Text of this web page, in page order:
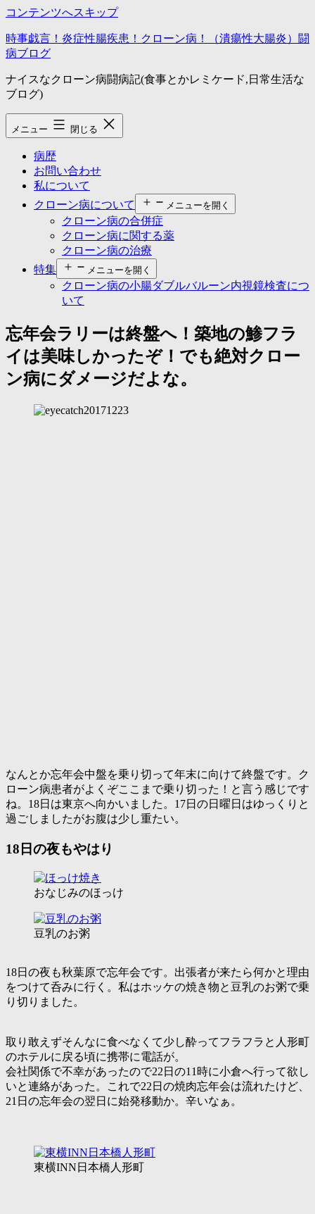
コンテンツへスキップ
時事戯言！炎症性腸疾患！クローン病！（潰瘍性大腸炎）闘
病ブログ
ナイスなクローン病闘病記(食事とかレミケード,日常生活な
ブログ)
メニュー 閉じる
病歴
お問い合わせ
私について
クローン病について
メニューを開く
クローン病の合併症
クローン病に関する薬
クローン病の治療
特集
メニューを開く
クローン病の小腸ダブルバルーン内視鏡検査につ
いて
忘年会ラリーは終盤へ！築地の鯵フラ
イは美味しかったぞ！でも絶対クロー
ン病にダメージだよな。
なんとか忘年会中盤を乗り切って年末に向けて終盤です。ク
ローン病患者がよくぞここまで乗り切った！と言う感じです
ね。18日は東京へ向かいました。17日の日曜日はゆっくりと
過ごしましたがお腹は少し重たい。
18日の夜もやはり
おなじみのほっけ
豆乳のお粥
18日の夜も秋葉原で忘年会です。出張者が来たら何かと理由
をつけて呑みに行く。私はホッケの焼き物と豆乳のお粥で乗
り切りました。
取り敢えずそんなに食べなくて少し酔ってフラフラと人形町
のホテルに戻る頃に携帯に電話が。
会社関係で不幸があったので22日の11時に小倉へ行って欲し
いと連絡があった。これで22日の焼肉忘年会は流れたけど、
21日の忘年会の翌日に始発移動か。辛いなぁ。
東横INN日本橋人形町